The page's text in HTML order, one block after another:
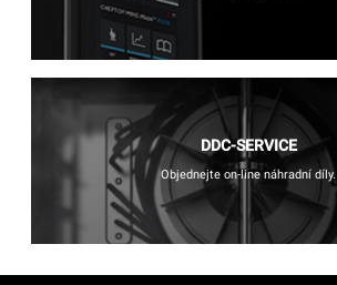
DDC-SERVICE
Objednejte on-line náhradní díly.